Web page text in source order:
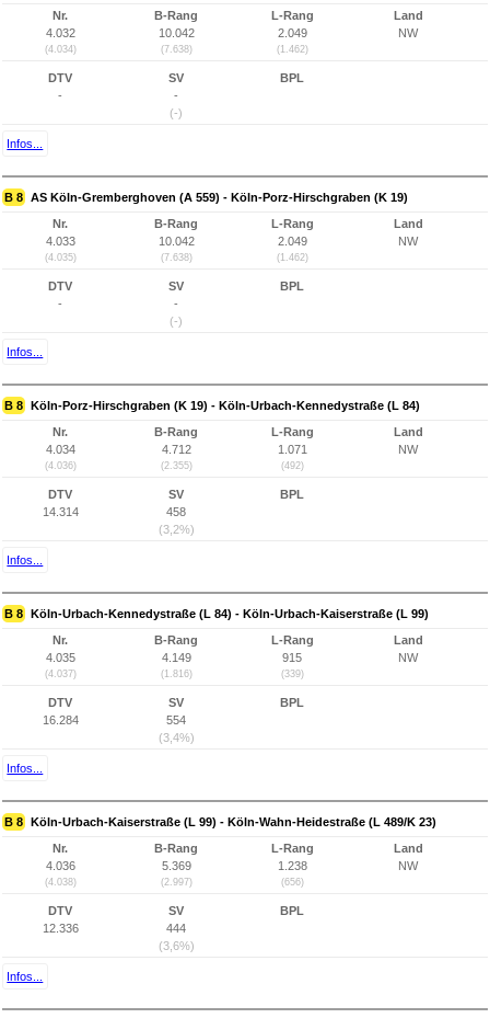
Nr.
4.032
(4.034)
B-Rang
10.042
(7.638)
L-Rang
2.049
(1.462)
Land
NW
DTV
-
SV
-
(-)
BPL
Infos...
B 8 AS Köln-Gremberghoven (A 559) - Köln-Porz-Hirschgraben (K 19)
Nr.
4.033
(4.035)
B-Rang
10.042
(7.638)
L-Rang
2.049
(1.462)
Land
NW
DTV
-
SV
-
(-)
BPL
Infos...
B 8 Köln-Porz-Hirschgraben (K 19) - Köln-Urbach-Kennedystraße (L 84)
Nr.
4.034
(4.036)
B-Rang
4.712
(2.355)
L-Rang
1.071
(492)
Land
NW
DTV
14.314
SV
458
(3,2%)
BPL
Infos...
B 8 Köln-Urbach-Kennedystraße (L 84) - Köln-Urbach-Kaiserstraße (L 99)
Nr.
4.035
(4.037)
B-Rang
4.149
(1.816)
L-Rang
915
(339)
Land
NW
DTV
16.284
SV
554
(3,4%)
BPL
Infos...
B 8 Köln-Urbach-Kaiserstraße (L 99) - Köln-Wahn-Heidestraße (L 489/K 23)
Nr.
4.036
(4.038)
B-Rang
5.369
(2.997)
L-Rang
1.238
(656)
Land
NW
DTV
12.336
SV
444
(3,6%)
BPL
Infos...